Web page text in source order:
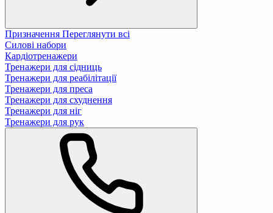
Призначення Переглянути всі
Силові набори
Кардіотренажери
Тренажери для сідниць
Тренажери для реабілітації
Тренажери для преса
Тренажери для схуднення
Тренажери для ніг
Тренажери для рук